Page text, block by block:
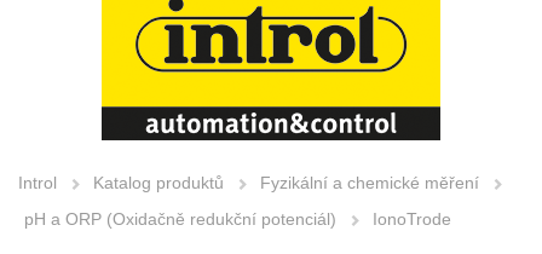
Introl Katalog produktů
Fyzikální a chemické měření
pH a ORP (Oxidačně redukční potenciál)
IonoTrode